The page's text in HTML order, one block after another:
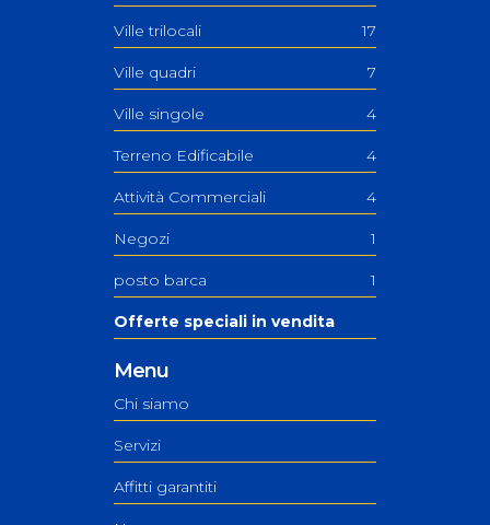
Ville trilocali 17
Ville quadri 7
Ville singole 4
Terreno Edificabile 4
Attività Commerciali 4
Negozi 1
posto barca 1
Offerte speciali in vendita
Menu
Chi siamo
Servizi
Affitti garantiti